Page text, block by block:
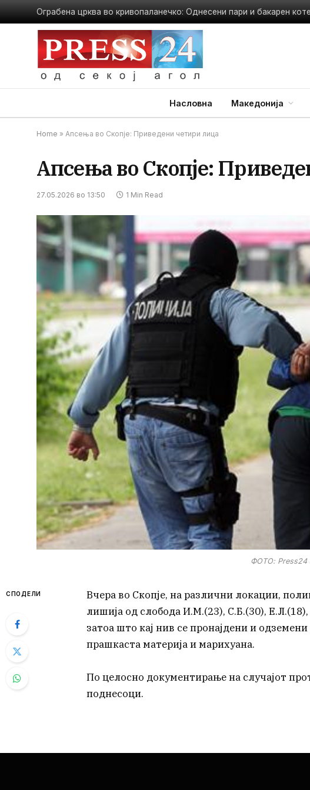
Ограбена црква во кривопаланечко: Однесени пари и бакарен
Насловна Македонија
Home » Апсења во Скопје: Приведени четири лица
Апсења во Скопје:
27.05.2026 во 13:50 1 Min Read
ФОТО: Press24
СПОДЕЛИ
Вчера во Скопје, на различни локации,
лишија од слобода И.М.(23), С.Б.(30),
затоа што кај нив се пронајдени и
прашкаста материја и марихуана.
По целосно документирање на случајот
поднесоци.